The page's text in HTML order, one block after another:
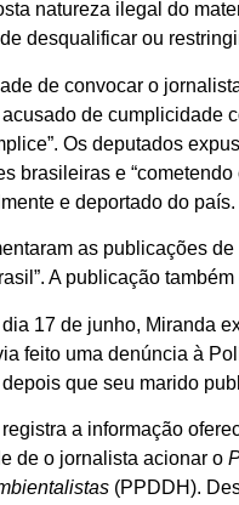
natureza ilegal do
desqualificar ou
de convocar o
de cumplicidade
Os deputados
brasileiras e
e deportado do país.
as publicações
A publicação
17 de junho, Miranda
feito uma denúncia à
que seu marido
a informação
de o jornalista acionar o
(PPDDH).